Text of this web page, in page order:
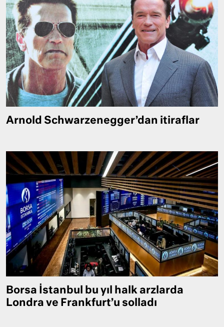
Arnold Schwarzenegger’dan itiraflar
Borsa İstanbul bu yıl halk arzlarda
Londra ve Frankfurt’u solladı